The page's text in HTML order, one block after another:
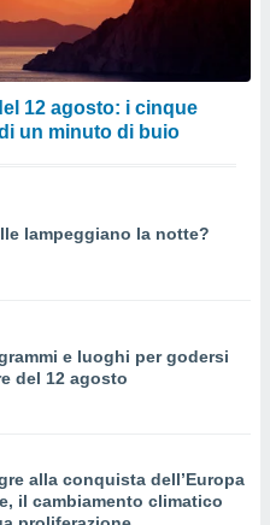
12 agosto: i cinque
un minuto di buio
lampeggiano la notte?
e luoghi per godersi
del 12 agosto
alla conquista dell’Europa
il cambiamento climatico